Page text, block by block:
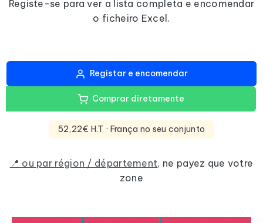
Registe-se para ver a lista completa e encomendar
o ficheiro Excel.
Registar e encomendar
Comprar diretamente
52,22€ H.T · França no seu conjunto
📍 ou par région / département, ne payez que votre
zone